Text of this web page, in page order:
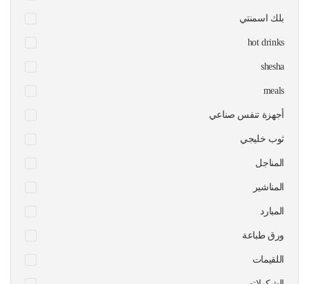
بلك اسمنتي
hot drinks
shesha
meals
أجهزة تنفس صناعي
ثوب خليجي
المناجل
المناشير
المبارد
ورق طباعة
اللقيمات